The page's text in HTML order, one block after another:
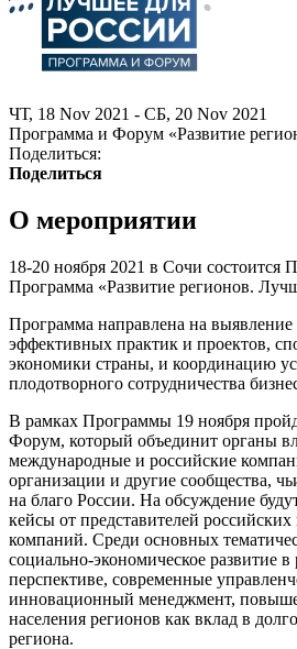
ЧТ, 18 Nov 2021 - СБ, 20 Nov 2021
Программа и Форум «Развитие
Поделиться:
Поделиться
О мероприятии
18-20 ноября 2021 в Сочи состоится
Программа «Развитие регионов.
Программа направлена на
эффективных практик и проектов,
экономики страны, и координацию
плодотворного сотрудничества
В рамках Программы 19 ноября
Форум, который объединит органы
международные и российские
организации и другие сообщества,
на благо России. На обсуждение
кейсы от представителей
компаний. Среди основных
социально-экономическое развитие в
перспективе, современные
инновационный менеджмент,
населения регионов как вклад в
региона.